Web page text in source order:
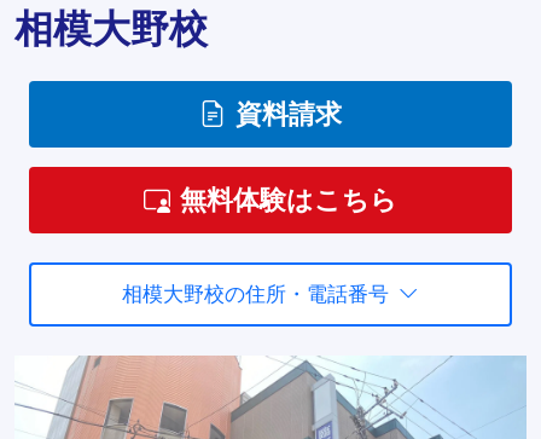
相模大野校
資料請求
無料体験はこちら
相模大野校の住所・電話番号